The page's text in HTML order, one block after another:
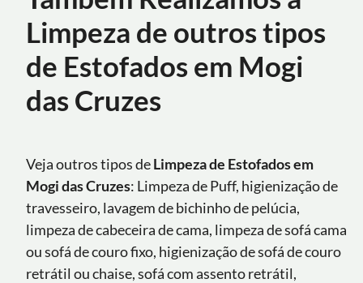
Limpeza de outros tipos
de Estofados em Mogi
das Cruzes
Veja outros tipos deLimpeza de Estofados em
Mogi das Cruzes: Limpeza de Puff, higienização de
travesseiro, lavagem de bichinho de pelúcia,
limpeza de cabeceira de cama, limpeza de sofá cama
ou sofá de couro fixo, higienização de sofá de couro
retrátil ou chaise, sofá com assento retrátil,